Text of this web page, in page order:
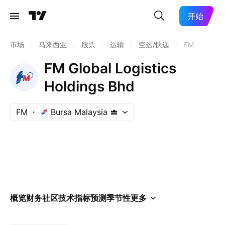
开始
市场 马来西亚 股票 运输 空运/快递 FM
FM Global Logistics
Holdings Bhd
FM Bursa Malaysia
概览财务社区技术指标预测季节性更多